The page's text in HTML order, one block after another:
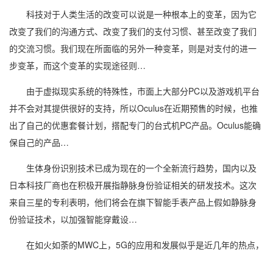
科技对于人类生活的改变可以说是一种根本上的变革，因为它
改变了我们的沟通方式、改变了我们的支付习惯、甚至改变了我们
的交流习惯。我们现在所面临的另外一种变革，则是对支付的进一
步变革，而这个变革的实现途径则…
由于虚拟现实系统的特殊性，市面上大部分PC以及游戏机平台
并不会对其提供很好的支持，所以Oculus在近期预售的时候，也推
出了自己的优惠套餐计划，搭配专门的台式机PC产品。Oculus能确
保自己的产品…
生体身份识别技术已成为现在的一个全新流行趋势，国内以及
日本科技厂商也在积极开展指静脉身份验证相关的研发技术。这次
来自三星的专利表明，他们将会在旗下智能手表产品上假如静脉身
份验证技术，以加强智能穿戴设…
在如火如荼的MWC上，5G的应用和发展似乎是近几年的热点，